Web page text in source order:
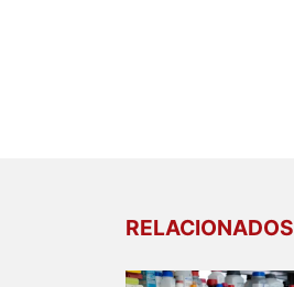
RELACIONADOS